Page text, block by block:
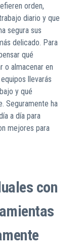
orden,
diario y que
segura sus
delicado. Para
qué
o almacenar en
llevarás
y qué
Seguramente ha
a día para
mejores para
con